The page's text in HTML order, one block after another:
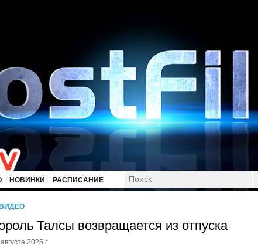
НОВИНКИ РАСПИСАНИЕ
Талсы возвращается из отпуска
2025 г.